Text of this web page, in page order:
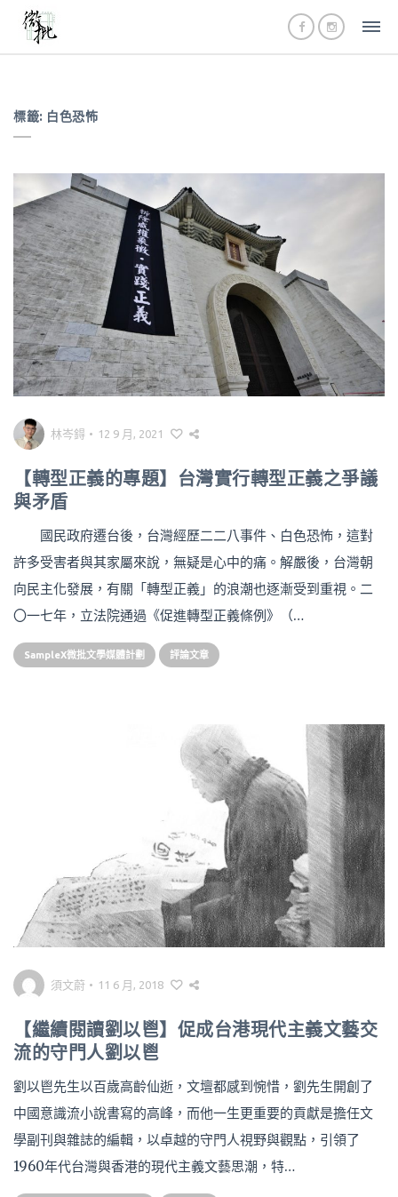
標籤: 白色恐怖
林岑鍀 • 12 9 月, 2021
【轉型正義的專題】台灣實行轉型正義之爭議
與矛盾
國民政府遷台後，台灣經歷二二八事件、白色恐怖，這對
許多受害者與其家屬來說，無疑是心中的痛。解嚴後，台灣朝
向民主化發展，有關「轉型正義」的浪潮也逐漸受到重視。二
〇一七年，立法院通過《促進轉型正義條例》（…
SampleX微批文學媒體計劃 評論文章
須文蔚 • 11 6 月, 2018
【繼續閱讀劉以鬯】促成台港現代主義文藝交
流的守門人劉以鬯
劉以鬯先生以百歲高齡仙逝，文壇都感到惋惜，劉先生開創了
中國意識流小說書寫的高峰，而他一生更重要的貢獻是擔任文
學副刊與雜誌的編輯，以卓越的守門人視野與觀點，引領了
1960年代台灣與香港的現代主義文藝思潮，特…